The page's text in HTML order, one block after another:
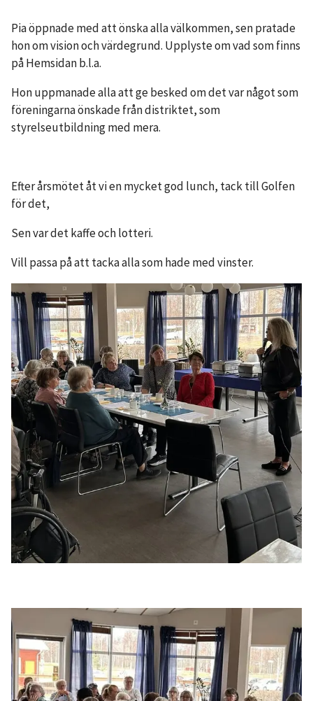
Pia öppnade med att önska alla välkommen, sen pratade
hon om vision och värdegrund. Upplyste om vad som finns
på Hemsidan b.l.a.
​H​on uppmanade alla att ge besked om det var något som
föreningarna önskade från distriktet, som
styrelseutbildning med mera.
Efter årsmötet åt vi en mycket god lunch, tack till Golfen
för det,
Sen var det kaffe och lotteri.
Vill passa på att tacka alla som hade med vinster.